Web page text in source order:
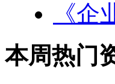
《
本周热门